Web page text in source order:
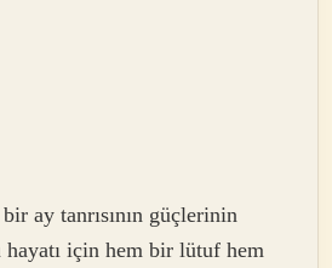
ay tanrısının güçlerinin
için hem bir lütuf hem